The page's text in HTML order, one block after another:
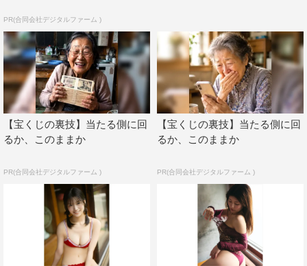
PR(合同会社デジタルファーム )
【宝くじの裏技】当たる側に回
るか、このままか
PR(合同会社デジタルファーム )
【宝くじの裏技】当たる側に回
るか、このままか
PR(合同会社デジタルファーム )